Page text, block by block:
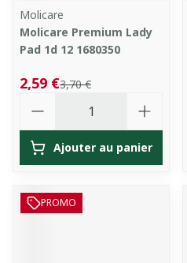
Molicare
Molicare Premium Lady
Pad 1d 12 1680350
3,70 €
2,59 €
Ajouter au panier
PROMO